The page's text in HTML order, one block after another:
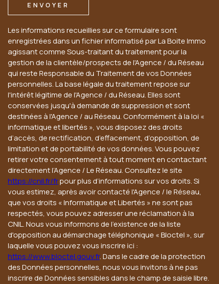
ENVOYER
Les informations recueillies sur ce formulaire sont
enregistrées dans un fichier informatisé par La Boite Immo
agissant comme Sous-traitant du traitement pour la
gestion de la clientèle/prospects de l'Agence / du Réseau
qui reste Responsable du Traitement de vos Données
personnelles. La base légale du traitement repose sur
l'intérêt légitime de l'Agence / du Réseau. Elles sont
conservées jusqu'à demande de suppression et sont
destinées à l'Agence / au Réseau. Conformément à la loi «
informatique et libertés », vous disposez des droits
d’accès, de rectification, d’effacement, d’opposition, de
limitation et de portabilité de vos données. Vous pouvez
retirer votre consentement à tout moment en contactant
directement l’Agence / Le Réseau. Consultez le site
https://cnil.fr/frpour plus d’informations sur vos droits. Si
vous estimez, après avoir contacté l'Agence / le Réseau,
que vos droits « Informatique et Libertés » ne sont pas
respectés, vous pouvez adresser une réclamation à la
CNIL. Nous vous informons de l’existence de la liste
d'opposition au démarchage téléphonique « Bloctel », sur
laquelle vous pouvez vous inscrire ici :
https://www.bloctel.gouv.fr. Dans le cadre de la protection
des Données personnelles, nous vous invitons à ne pas
inscrire de Données sensibles dans le champ de saisie libre.